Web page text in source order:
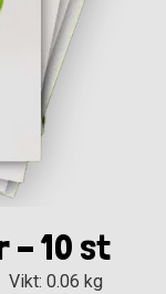
- 10 st
Vikt: 0.06 kg